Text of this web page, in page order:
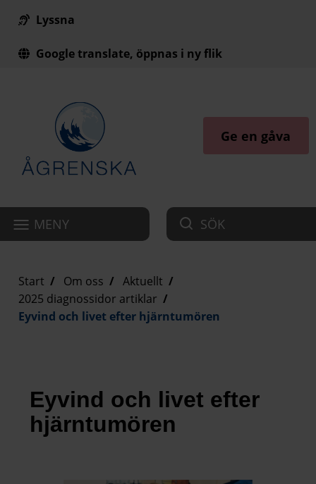
Till innehåll på sidan
Lyssna
Google translate, öppnas i ny flik
Ge en gåva
MENY SÖK
Start Om oss
Aktuellt
2025 diagnossidor artiklar
Eyvind och livet efter hjärntumören
Eyvind och livet efter
hjärntumören